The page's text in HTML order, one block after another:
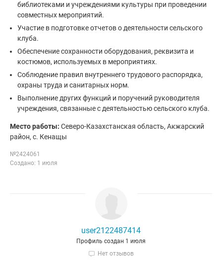
библиотеками и учреждениями культуры при проведении
совместных мероприятий.
Участие в подготовке отчетов о деятельности сельского
клуба.
Обеспечение сохранности оборудования, реквизита и
костюмов, используемых в мероприятиях.
Соблюдение правил внутреннего трудового распорядка,
охраны труда и санитарных норм.
Выполнение других функций и поручений руководителя
учреждения, связанные с деятельностью сельского клуба.
Место работы: Северо-Казахстанская область, Акжарский
район, с. Кенащы
№2424061
Создано: 1 июля
user2122487414
Профиль создан 1 июля
Нет отзывов